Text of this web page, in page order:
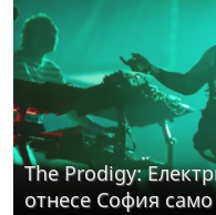
The Prodigy:
отнесе София